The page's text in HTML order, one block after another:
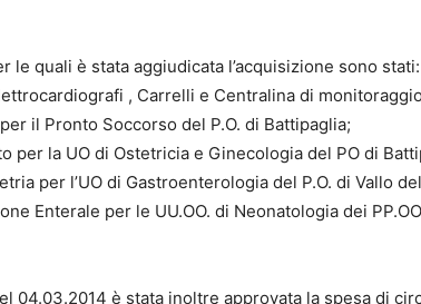
le quali è stata aggiudicata l’acquisizione sono stati:
, Carrelli e Centralina di
il Pronto Soccorso del P.O. di Battipaglia;
per la UO di Ostetricia e Ginecologia del PO di
per l’UO di Gastroenterologia del P.O. di Vallo
Enterale per le UU.OO. di Neonatologia dei
04.03.2014 è stata inoltre approvata la spesa di